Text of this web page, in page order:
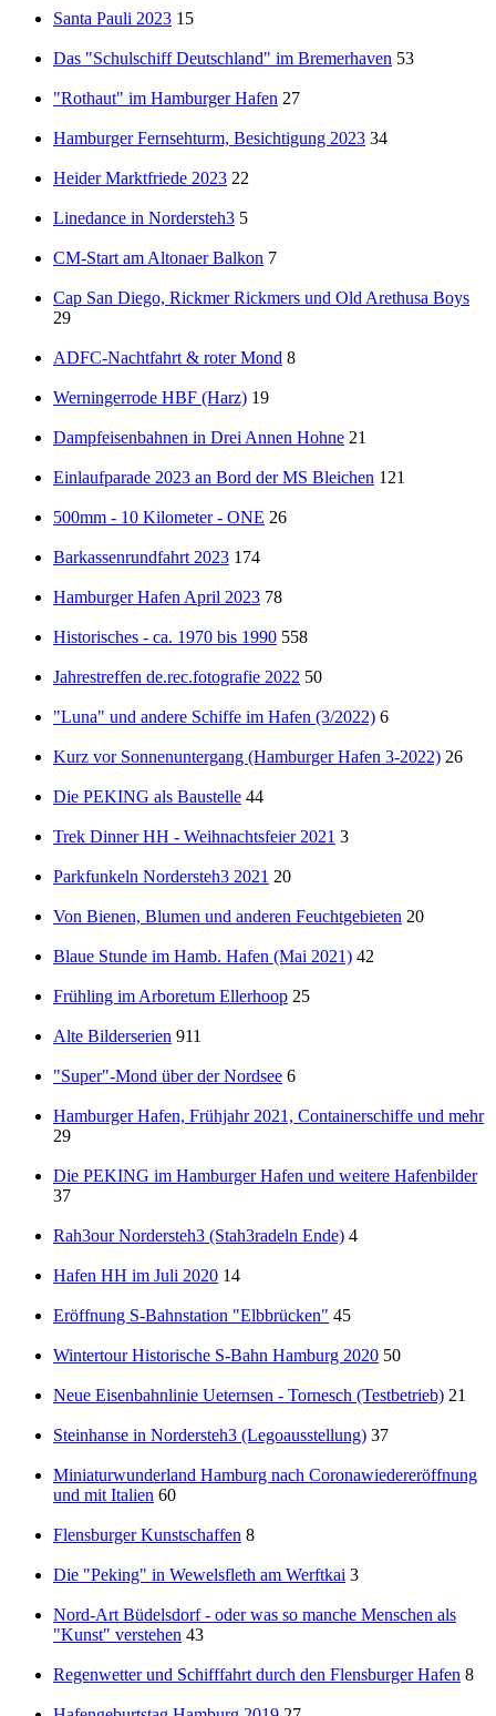
Santa Pauli 2023 15
Das "Schulschiff Deutschland" im Bremerhaven 53
"Rothaut" im Hamburger Hafen 27
Hamburger Fernsehturm, Besichtigung 2023 34
Heider Marktfriede 2023 22
Linedance in Nordersteh3 5
CM-Start am Altonaer Balkon 7
Cap San Diego, Rickmer Rickmers und Old Arethusa Boys
29
ADFC-Nachtfahrt & roter Mond 8
Werningerrode HBF (Harz) 19
Dampfeisenbahnen in Drei Annen Hohne 21
Einlaufparade 2023 an Bord der MS Bleichen 121
500mm - 10 Kilometer - ONE 26
Barkassenrundfahrt 2023 174
Hamburger Hafen April 2023 78
Historisches - ca. 1970 bis 1990 558
Jahrestreffen de.rec.fotografie 2022 50
"Luna" und andere Schiffe im Hafen (3/2022) 6
Kurz vor Sonnenuntergang (Hamburger Hafen 3-2022) 26
Die PEKING als Baustelle 44
Trek Dinner HH - Weihnachtsfeier 2021 3
Parkfunkeln Nordersteh3 2021 20
Von Bienen, Blumen und anderen Feuchtgebieten 20
Blaue Stunde im Hamb. Hafen (Mai 2021) 42
Frühling im Arboretum Ellerhoop 25
Alte Bilderserien 911
"Super"-Mond über der Nordsee 6
Hamburger Hafen, Frühjahr 2021, Containerschiffe und mehr
29
Die PEKING im Hamburger Hafen und weitere Hafenbilder
37
Rah3our Nordersteh3 (Stah3radeln Ende) 4
Hafen HH im Juli 2020 14
Eröffnung S-Bahnstation "Elbbrücken" 45
Wintertour Historische S-Bahn Hamburg 2020 50
Neue Eisenbahnlinie Ueternsen - Tornesch (Testbetrieb) 21
Steinhanse in Nordersteh3 (Legoausstellung) 37
Miniaturwunderland Hamburg nach Coronawiedereröffnung
und mit Italien 60
Flensburger Kunstschaffen 8
Die "Peking" in Wewelsfleth am Werftkai 3
Nord-Art Büdelsdorf - oder was so manche Menschen als
"Kunst" verstehen 43
Regenwetter und Schifffahrt durch den Flensburger Hafen 8